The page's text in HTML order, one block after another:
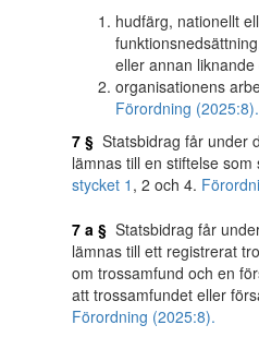
hudfärg, nationellt
eller annan
organisationens
Förordning (2025:8).
7 § Statsbidrag får under
lämnas till en stiftelse
stycket 1 , 2 och 4.
7 a § Statsbidrag får
lämnas till ett registrerat
om trossamfund och en
att trossamfundet eller
Förordning (2025:8).